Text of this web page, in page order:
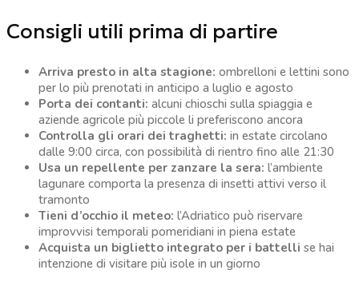
Consigli utili prima di partire
Arriva presto in alta stagione: ombrelloni e lettini sono
per lo più prenotati in anticipo a luglio e agosto
Porta dei contanti: alcuni chioschi sulla spiaggia e
aziende agricole più piccole li preferiscono ancora
Controlla gli orari dei traghetti: in estate circolano
dalle 9:00 circa, con possibilità di rientro fino alle 21:30
Usa un repellente per zanzare la sera: l’ambiente
lagunare comporta la presenza di insetti attivi verso il
tramonto
Tieni d’occhio il meteo: l’Adriatico può riservare
improvvisi temporali pomeridiani in piena estate
Acquista un biglietto integrato per i battelli se hai
intenzione di visitare più isole in un giorno